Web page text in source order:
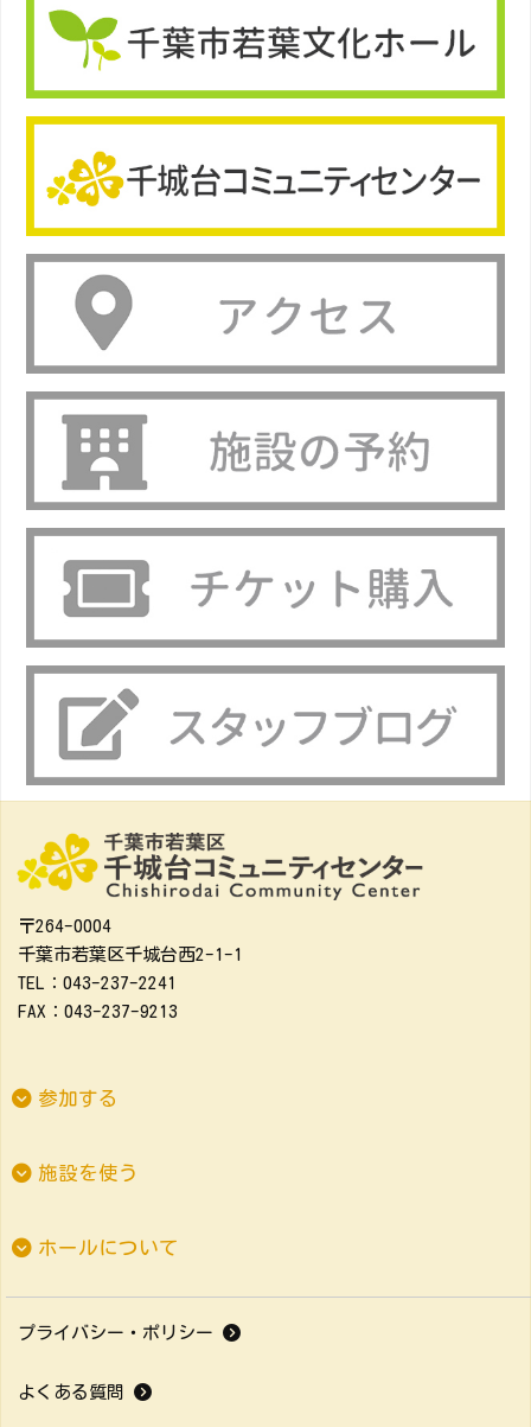
〒264-0004
千葉市若葉区千城台西2-1-1
TEL：043-237-2241
FAX：043-237-9213
参加する
施設を使う
ホールについて
プライバシー・ポリシー
よくある質問